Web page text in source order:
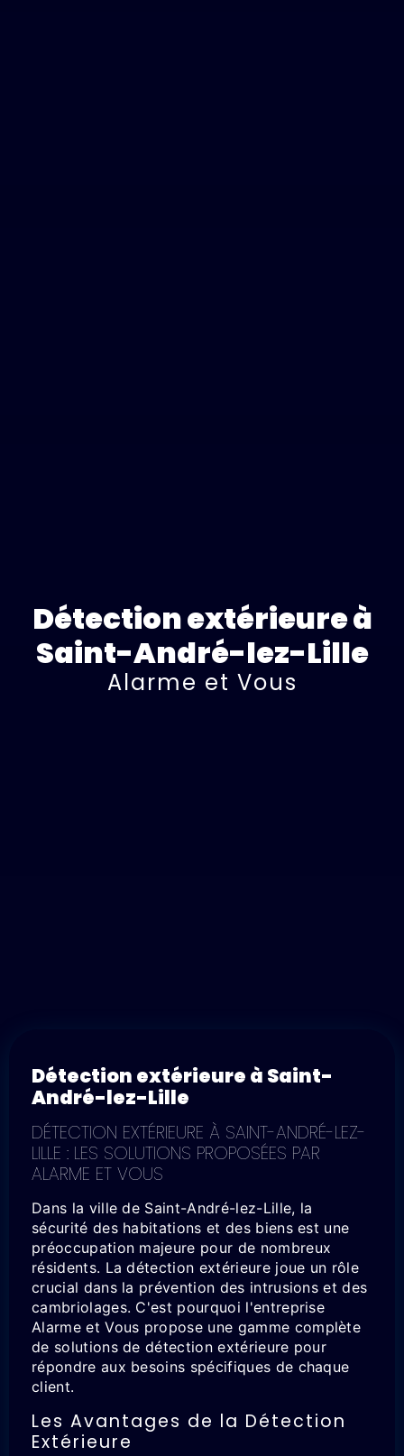
Détection extérieure à
Saint-André-lez-Lille
Alarme et Vous
Détection extérieure à Saint-
André-lez-Lille
DÉTECTION EXTÉRIEURE À SAINT-ANDRÉ-LEZ-
LILLE : LES SOLUTIONS PROPOSÉES PAR
ALARME ET VOUS
Dans la ville de Saint-André-lez-Lille, la
sécurité des habitations et des biens est une
préoccupation majeure pour de nombreux
résidents. La détection extérieure joue un rôle
crucial dans la prévention des intrusions et des
cambriolages. C'est pourquoi l'entreprise
Alarme et Vous propose une gamme complète
de solutions de détection extérieure pour
répondre aux besoins spécifiques de chaque
client.
Les Avantages de la Détection
Extérieure